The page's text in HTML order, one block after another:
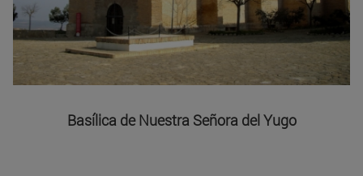
Basílica de Nuestra Señora del Yugo